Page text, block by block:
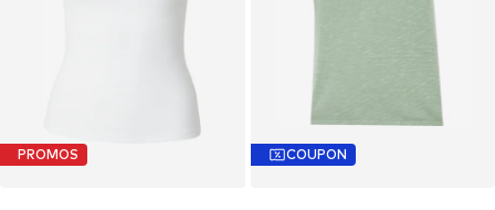
PROMOS COUPON